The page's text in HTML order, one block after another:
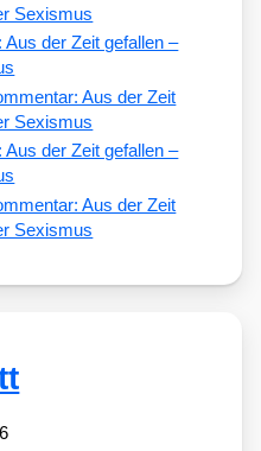
Sexismus
Aus der Zeit gefallen –
Aus der Zeit
Sexismus
Aus der Zeit gefallen –
Aus der Zeit
Sexismus